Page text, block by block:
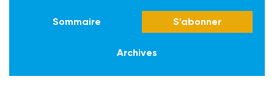
Sommaire S'abonner
Archives